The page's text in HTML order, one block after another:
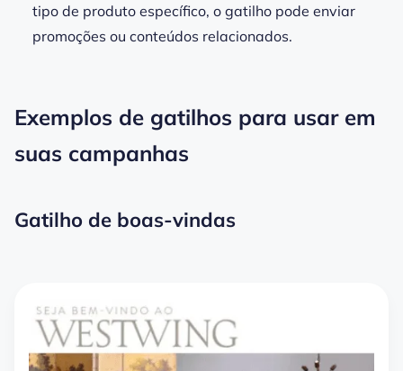
tipo de produto específico, o gatilho pode enviar
promoções ou conteúdos relacionados.
Exemplos de gatilhos para usar em
suas campanhas
Gatilho de boas-vindas